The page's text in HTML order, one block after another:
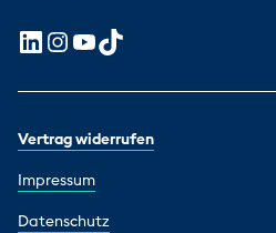
Vertrag widerrufen
Impressum
Datenschutz